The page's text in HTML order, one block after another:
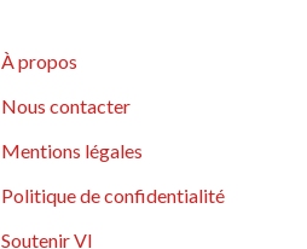
À propos
Nous contacter
Mentions légales
Politique de confidentialité
Soutenir VI